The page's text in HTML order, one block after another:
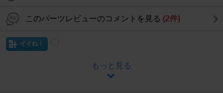
このパーツレビューのコメントを見る (2件)
イイね！
もっと見る